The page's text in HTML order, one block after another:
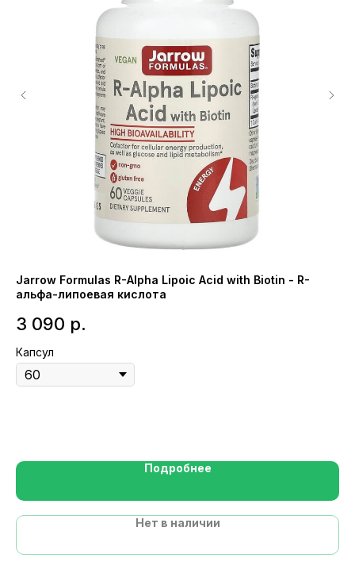
Jarrow Formulas R-Alpha Lipoic Acid with Biotin - R-
альфа-липоевая кислота
3 090 р.
Капсул
Подробнее
Нет в наличии